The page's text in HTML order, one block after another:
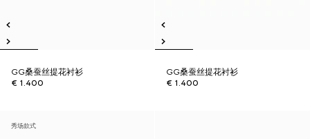
GG桑蚕丝提花衬衫
€ 1.400
GG桑蚕丝提花衬衫
€ 1.400
秀场款式